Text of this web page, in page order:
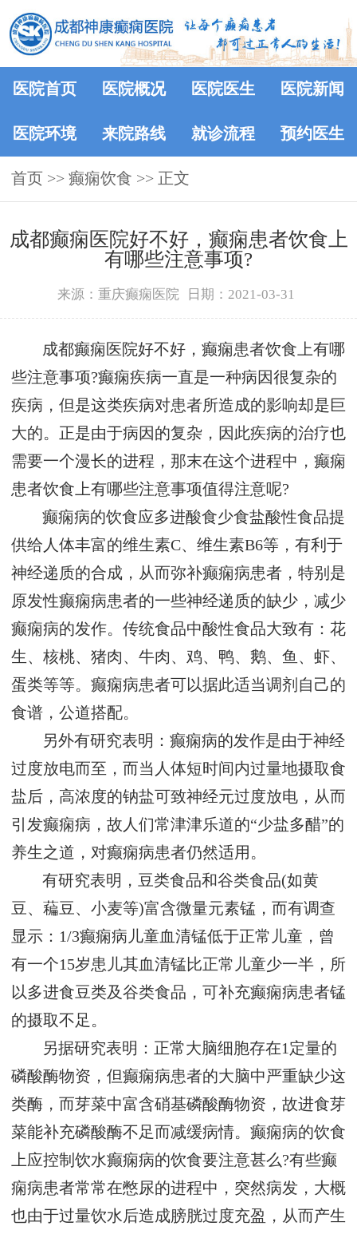
医院首页 医院概况 医院医生 医院新闻
医院环境 来院路线 就诊流程 预约医生
首页 >> 癫痫饮食 >> 正文
成都癫痫医院好不好，癫痫患者饮食上
有哪些注意事项?
来源：重庆癫痫医院 日期：2021-03-31
成都癫痫医院好不好，癫痫患者饮食上有哪
些注意事项?癫痫疾病一直是一种病因很复杂的
疾病，但是这类疾病对患者所造成的影响却是巨
大的。正是由于病因的复杂，因此疾病的治疗也
需要一个漫长的进程，那末在这个进程中，癫痫
患者饮食上有哪些注意事项值得注意呢?
癫痫病的饮食应多进酸食少食盐酸性食品提
供给人体丰富的维生素C、维生素B6等，有利于
神经递质的合成，从而弥补癫痫病患者，特别是
原发性癫痫病患者的一些神经递质的缺少，减少
癫痫病的发作。传统食品中酸性食品大致有：花
生、核桃、猪肉、牛肉、鸡、鸭、鹅、鱼、虾、
蛋类等等。癫痫病患者可以据此适当调剂自己的
食谱，公道搭配。
另外有研究表明：癫痫病的发作是由于神经
过度放电而至，而当人体短时间内过量地摄取食
盐后，高浓度的钠盐可致神经元过度放电，从而
引发癫痫病，故人们常津津乐道的“少盐多醋”的
养生之道，对癫痫病患者仍然适用。
有研究表明，豆类食品和谷类食品(如黄
豆、藊豆、小麦等)富含微量元素锰，而有调查
显示：1/3癫痫病儿童血清锰低于正常儿童，曾
有一个15岁患儿其血清锰比正常儿童少一半，所
以多进食豆类及谷类食品，可补充癫痫病患者锰
的摄取不足。
另据研究表明：正常大脑细胞存在1定量的
磷酸酶物资，但癫痫病患者的大脑中严重缺少这
类酶，而芽菜中富含硝基磷酸酶物资，故进食芽
菜能补充磷酸酶不足而减缓病情。癫痫病的饮食
上应控制饮水癫痫病的饮食要注意甚么?有些癫
痫病患者常常在憋尿的进程中，突然病发，大概
也由于过量饮水后造成膀胱过度充盈，从而产生